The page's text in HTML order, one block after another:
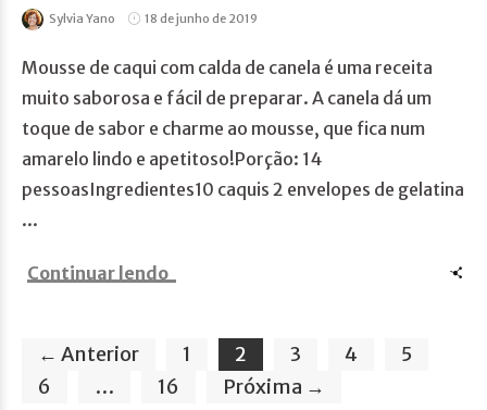
Sylvia Yano 18 de junho de 2019
Mousse de caqui com calda de canela é uma receita
muito saborosa e fácil de preparar. A canela dá um
toque de sabor e charme ao mousse, que fica num
amarelo lindo e apetitoso!Porção: 14
pessoasIngredientes10 caquis 2 envelopes de gelatina
...
Continuar lendo
← Anterior 1 2 3 4
5
6
… 16 Próxima →